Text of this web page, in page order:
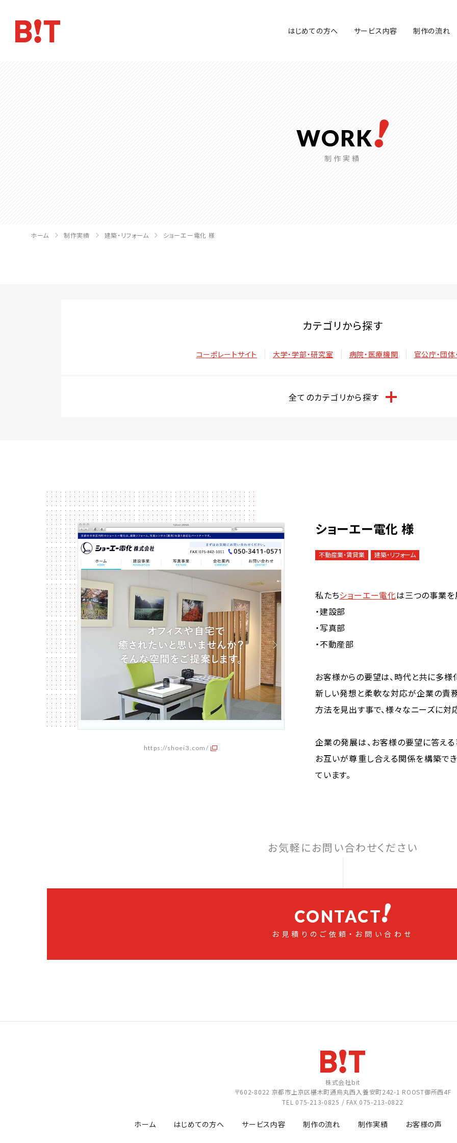
はじめての方へ サービス内容 制作の流れ
WORK
制作実績
ホーム 制作実績 建築・リフォーム ショーエー電化 様
カテゴリから探す
コーポレートサイト 大学・学部・研究室 病院・医療機関 官公庁・団
全てのカテゴリから探す
https://shoei3.com/
ショーエー電化 様
不動産業・賃貸業 建築・リフォーム
私たちショーエー電化は三つの事業を
・建設部
・写真部
・不動産部
お客様からの要望は、時代と共に多様
新しい発想と柔軟な対応が企業の責
方法を見出す事で、様々なニーズに対
企業の発展は、お客様の要望に答え
お互いが尊重し合える関係を構築で
ています。
お気軽にお問い合わせください
CONTACT
お見積りのご依頼・お問い合わせ
株式会社bit
〒602-8022 京都市上京区椹木町通烏丸西入養安町242-1 ROOST御所西4F
TEL 075-213-0825 / FAX 075-213-0822
ホーム はじめての方へ サービス内容 制作の流れ 制作実績 お客様の声